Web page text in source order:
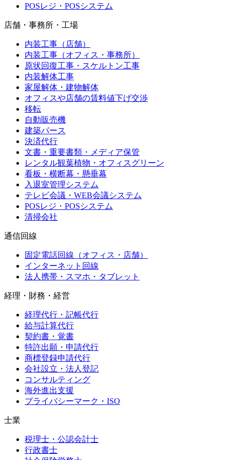
POSレジ・POSシステム
店舗・事務所・工場
内装工事（店舗）
内装工事（オフィス・事務所）
原状回復工事・スケルトン工事
内装解体工事
家屋解体・建物解体
オフィスや店舗の賃料値下げ交渉
移転
自動販売機
建築パース
決済代行
文書・重要書類・メディア保管
レンタル観葉植物・オフィスグリーン
看板・横断幕・懸垂幕
入退室管理システム
テレビ会議・WEB会議システム
POSレジ・POSシステム
清掃会社
通信回線
固定電話回線（オフィス・店舗）
インターネット回線
法人携帯・スマホ・タブレット
経理・財務・経営
経理代行・記帳代行
給与計算代行
契約書・覚書
特許出願・申請代行
商標登録申請代行
会社設立・法人登記
コンサルティング
海外進出支援
プライバシーマーク・ISO
士業
税理士・公認会計士
行政書士